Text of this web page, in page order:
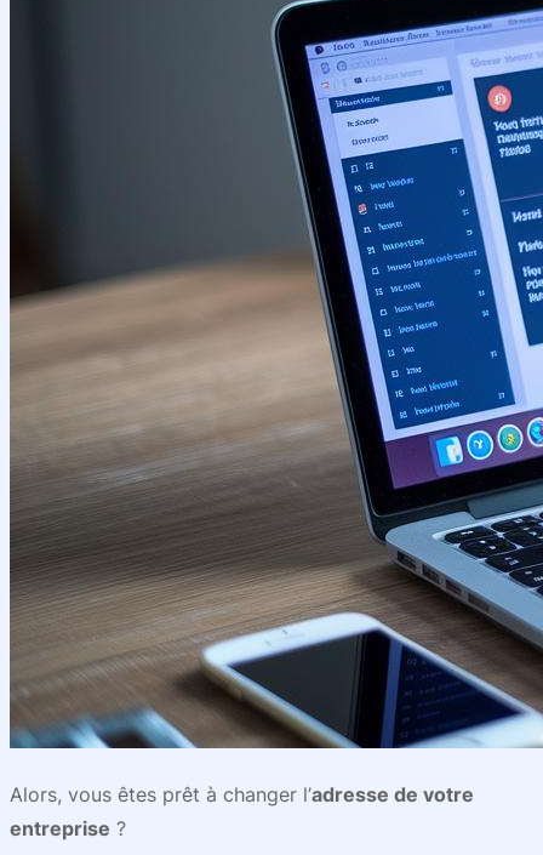
Alors, vous êtes prêt à changer l’adresse de votre
entreprise ?